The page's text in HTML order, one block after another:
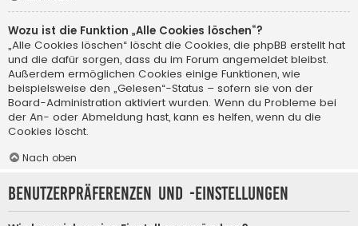
Wozu ist die Funktion „Alle Cookies löschen“?
„Alle Cookies löschen“ löscht die Cookies, die phpBB erstellt hat
und die dafür sorgen, dass du im Forum angemeldet bleibst.
Außerdem ermöglichen Cookies einige Funktionen, wie
beispielsweise den „Gelesen“-Status – sofern sie von der
Board-Administration aktiviert wurden. Wenn du Probleme bei
der An- oder Abmeldung hast, kann es helfen, wenn du die
Cookies löscht.
Nach oben
Benutzerpräferenzen und -einstellungen